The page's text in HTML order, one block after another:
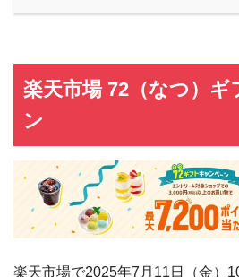
楽天市場 72（なつ）
ン
楽天市場で2025年7月11日（金）